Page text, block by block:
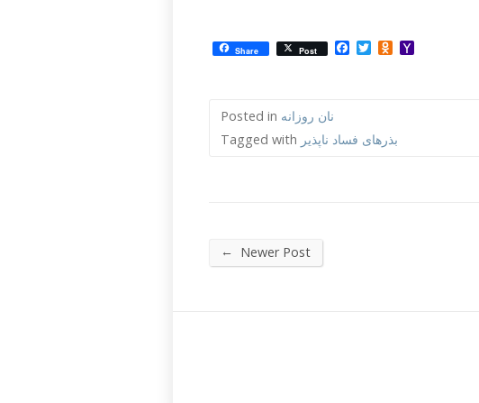
Share Post Facebook
TwitterOdnoklassniki
Posted in نان روزانه
Tagged with بذرهای فساد ناپذیر
← Newer Post